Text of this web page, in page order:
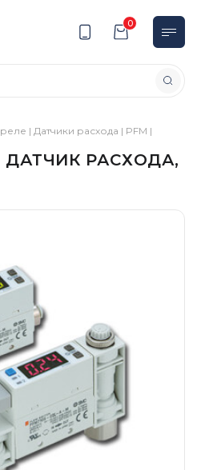
0
| Датчики расхода | PFM |
ДАТЧИК РАСХОДА,